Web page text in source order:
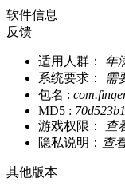
软件信息
反馈
适用人群：
年
系统要求：
需
包名 :
MD5 :
游戏权限：
查
隐私说明： 查
其他版本